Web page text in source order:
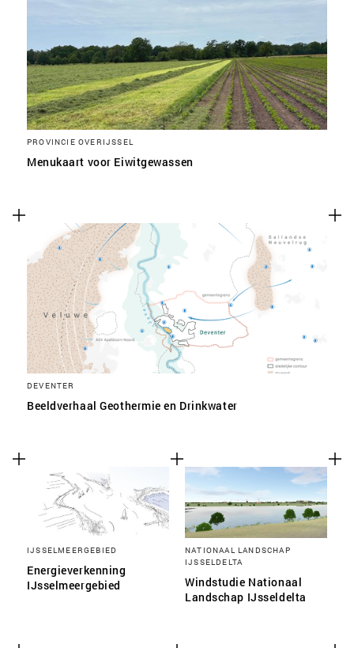
PROVINCIE OVERIJSSEL
Menukaart voor Eiwitgewassen
DEVENTER
Beeldverhaal Geothermie en Drinkwater
IJSSELMEERGEBIED
Energieverkenning
IJsselmeergebied
NATIONAAL LANDSCHAP
IJSSELDELTA
Windstudie Nationaal
Landschap IJsseldelta